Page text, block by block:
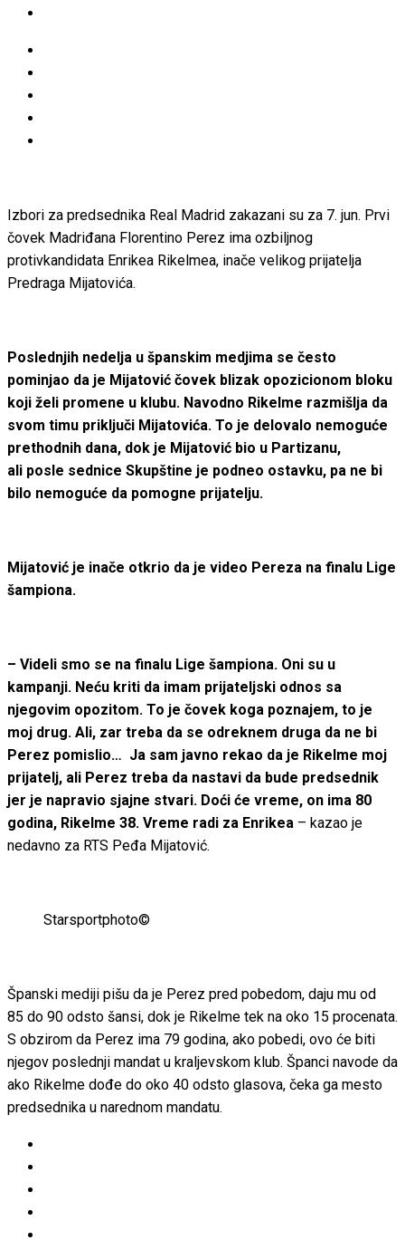
Izbori za predsednika Real Madrid zakazani su za 7. jun. Prvi
čovek Madriđana Florentino Perez ima ozbiljnog
protivkandidata Enrikea Rikelmea, inače velikog prijatelja
Predraga Mijatovića.
Poslednjih nedelja u španskim medjima se često
pominjao da je Mijatović čovek blizak opozicionom bloku
koji želi promene u klubu. Navodno Rikelme razmišlja da
svom timu priključi Mijatovića. To je delovalo nemoguće
prethodnih dana, dok je Mijatović bio u Partizanu,
ali posle sednice Skupštine je podneo ostavku, pa ne bi
bilo nemoguće da pomogne prijatelju.
Mijatović je inače otkrio da je video Pereza na finalu Lige
šampiona.
– Videli smo se na finalu Lige šampiona. Oni su u
kampanji. Neću kriti da imam prijateljski odnos sa
njegovim opozitom. To je čovek koga poznajem, to je
moj drug. Ali, zar treba da se odreknem druga da ne bi
Perez pomislio… Ja sam javno rekao da je Rikelme moj
prijatelj, ali Perez treba da nastavi da bude predsednik
jer je napravio sjajne stvari. Doći će vreme, on ima 80
godina, Rikelme 38. Vreme radi za Enrikea – kazao je
nedavno za RTS Peđa Mijatović.
Starsportphoto©
Španski mediji pišu da je Perez pred pobedom, daju mu od
85 do 90 odsto šansi, dok je Rikelme tek na oko 15 procenata.
S obzirom da Perez ima 79 godina, ako pobedi, ovo će biti
njegov poslednji mandat u kraljevskom klub. Španci navode da
ako Rikelme dođe do oko 40 odsto glasova, čeka ga mesto
predsednika u narednom mandatu.